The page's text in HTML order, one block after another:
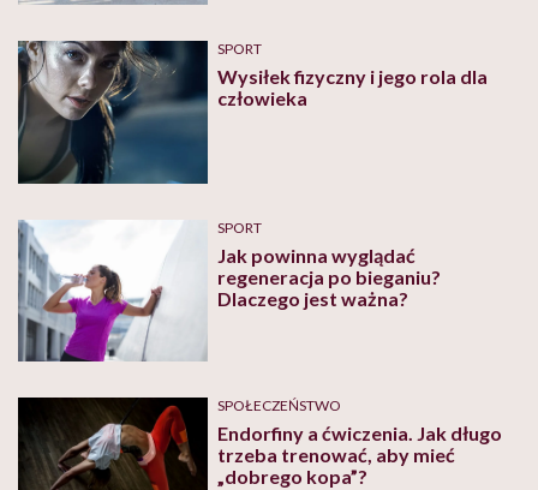
SPORT
Wysiłek fizyczny i jego rola dla
człowieka
SPORT
Jak powinna wyglądać
regeneracja po bieganiu?
Dlaczego jest ważna?
SPOŁECZEŃSTWO
Endorfiny a ćwiczenia. Jak długo
trzeba trenować, aby mieć
„dobrego kopa”?